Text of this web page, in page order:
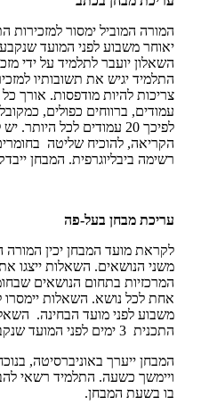
המורה המוביל ימסור
יאוחר משבוע לפני המועד
השאלון יועבר לתלמיד על ידי
צריכות להיות מודפסות. אורך
עמודים, ברווחים כפולים,
לפיכך 20 עמודים לכל
הקריאה, להוכיח שליטה בחומרים
רשימה ביבליוגרפית. המבחן
עריכת מבחן בעל-פה
משני הנושאים. השאלות ייצגו
המרכזיות בתחום הנושאים
אחת לכל נושא. השאלות יימסרו
משבוע לפני מועד הבחינה.
התכנית 3 ימים לפני המועד שנקבע לעריכת המבחן.
המבחן ייערך באוניברסיטה,
ויימשך כשעה. התלמיד רשאי
בו בשעת המבחן.